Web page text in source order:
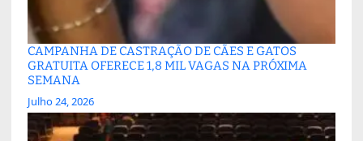
CAMPANHA DE CASTRAÇÃO DE CÃES E GATOS
GRATUITA OFERECE 1,8 MIL VAGAS NA PRÓXIMA
SEMANA
Julho 24, 2026